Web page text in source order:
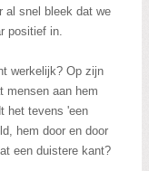
al snel bleek dat we
positief in.
werkelijk? Op zijn
mensen aan hem
het tevens 'een
hem door en door
een duistere kant?